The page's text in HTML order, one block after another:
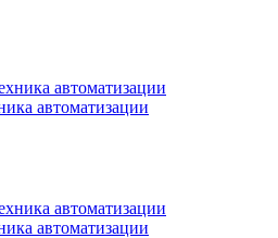
автоматизации
автоматизации